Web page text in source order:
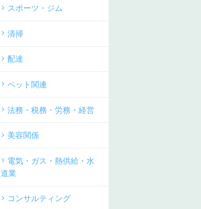
スポーツ・ジム
清掃
配達
ペット関連
法務・税務・労務・経営
美容関係
電気・ガス・熱供給・水
道業
コンサルティング